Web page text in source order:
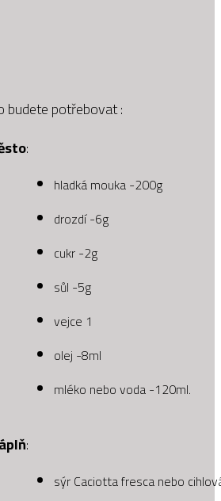
budete potřebovat :
:
hladká mouka -200g
drozdí -6g
cukr -2g
sůl -5g
vejce 1
olej -8ml
mléko nebo voda -120ml.
:
sýr Caciotta fresca nebo